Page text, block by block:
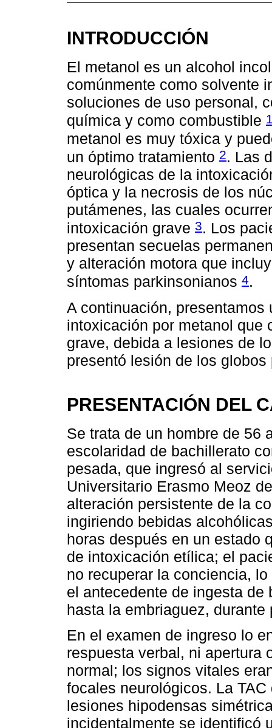
INTRODUCCIÓN
El metanol es un alcohol
comúnmente como solvente
soluciones de uso personal,
química y como combustible
metanol es muy tóxica y
un óptimo tratamiento 2. Las
neurológicas de la
óptica y la necrosis de los
putámenes, las cuales
intoxicación grave 3. Los
presentan secuelas
y alteración motora que
síntomas parkinsonianos 4.
A continuación,
intoxicación por metanol que
grave, debida a lesiones de
presentó lesión de los
PRESENTACIÓN DEL
Se trata de un hombre de 56
escolaridad de bachillerato
pesada, que ingresó al
Universitario Erasmo Meoz
alteración persistente de la
ingiriendo bebidas
horas después en un estado
de intoxicación etílica; el
no recuperar la conciencia,
el antecedente de ingesta
hasta la embriaguez,
En el examen de ingreso lo
respuesta verbal, ni apertura
normal; los signos vitales
focales neurológicos. La
lesiones hipodensas
incidentalmente se identificó